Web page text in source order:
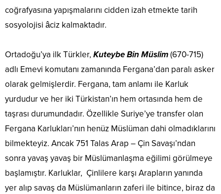
coğrafyasına yapışmalarını cidden izah etmekte tarih
sosyolojisi âciz kalmaktadır.
Ortadoğu’ya ilk Türkler, Kuteybe Bin Müslim(670-715)
adlı Emevi komutanı zamanında Fergana’dan paralı asker
olarak gelmişlerdir. Fergana, tam anlamı ile Karluk
yurdudur ve her iki Türkistan’ın hem ortasında hem de
taşrası durumundadır. Özellikle Suriye’ye transfer olan
Fergana Karlukları’nın henüz Müslüman dahi olmadıklarını
bilmekteyiz. Ancak 751 Talas Arap – Çin Savaşı’ndan
sonra yavaş yavaş bir Müslümanlaşma eğilimi görülmeye
başlamıştır. Karluklar, Çinlilere karşı Arapların yanında
yer alıp savaş da Müslümanların zaferi ile bitince, biraz da